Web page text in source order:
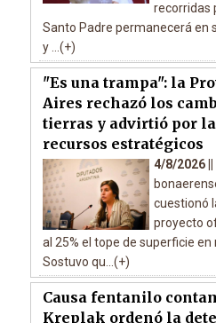
recorridas
Santo Padre permanecerá en
y ...(+)
"Es una trampa": la
Aires rechazó los
tierras y advirtió por
recursos estratégicos
4/8/2026 ||
cuestionó
proyecto
al 25% el tope de superficie en
Sostuvo qu...(+)
Causa fentanilo
Kreplak ordenó la